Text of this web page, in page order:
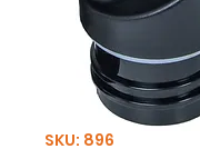
SKU: 896